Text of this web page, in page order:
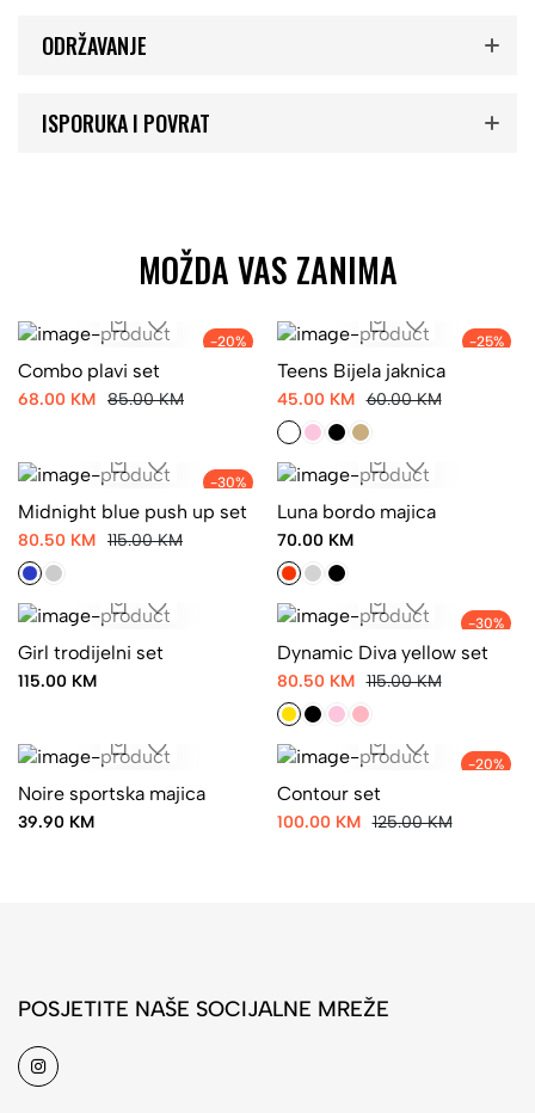
ODRŽAVANJE
ISPORUKA I POVRAT
MOŽDA VAS ZANIMA
-20%
Combo plavi set
68.00 KM 85.00 KM
-25%
Teens Bijela jaknica
45.00 KM 60.00 KM
-30%
Midnight blue push up set
80.50 KM 115.00 KM
Luna bordo majica
70.00 KM
Girl trodijelni set
115.00 KM
-30%
Dynamic Diva yellow set
80.50 KM 115.00 KM
Noire sportska majica
39.90 KM
-20%
Contour set
100.00 KM 125.00 KM
POSJETITE NAŠE SOCIJALNE MREŽE